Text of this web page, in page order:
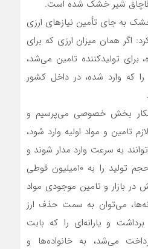
شیر خشک شده است.
به جای تأمین نیازهای ارزی
اگر همان میزان ارزی که برای
تولیدکننده تامین می‌شد،
که وارد شده، در داخل کشور
راهکار بخش خصوصی می‌پرسیم و
تامین و مواد اولیه وارد شود،
به سرعت وارد مدار شوند و
با فعالیت 24ساعته حتی حجم تولید را به 10میلیون قوطی
در بازار و تامین موجودی مواد
می‌توان به سمت حذف ارز
و یارانه‌ای را که بابت
می‌شد، به خانواده‌ها و